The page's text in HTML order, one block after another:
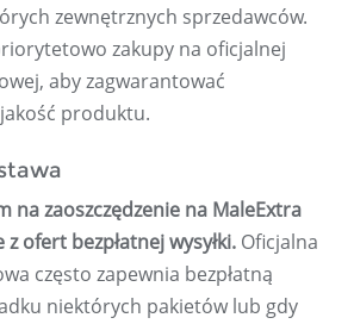
zewnętrznych sprzedawców.
zakupy na oficjalnej
aby zagwarantować
produktu.
na zaoszczędzenie na MaleExtra
ofert bezpłatnej wysyłki. Oficjalna
często zapewnia bezpłatną
niektórych pakietów lub gdy